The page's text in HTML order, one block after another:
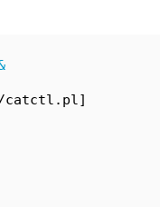
catctl.pl]